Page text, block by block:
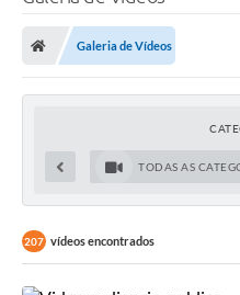
Galeria de Vídeos
TODAS AS
207 vídeos encontrados